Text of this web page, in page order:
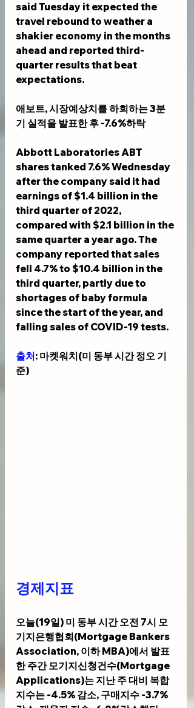
said Tuesday it expected the
travel rebound to weather a
shakier economy in the months
ahead and reported third-
quarter results that beat
expectations.
애보트, 시장예상치를 하회하는 3분
기 실적을 발표한 후 -7.6%하락
Abbott Laboratories ABT
shares tanked 7.6% Wednesday
after the company said it had
earnings of $1.4 billion in the
third quarter of 2022,
compared with $2.1 billion in the
same quarter a year ago. The
company reported that sales
fell 4.7% to $10.4 billion in the
third quarter, partly due to
shortages of baby formula
since the start of the year, and
falling sales of COVID-19 tests.
출처: 마켓워치(미 동부 시간 정오 기
준)
경제지표
오늘(19일) 미 동부 시간 오전 7시 모
기지은행협회(Mortgage Bankers
Association, 이하 MBA)에서 발표
한 주간 모기지신청건수(Mortgage
Applications)는 지난 주 대비 복합
지수는 -4.5% 감소, 구매지수 -3.7%